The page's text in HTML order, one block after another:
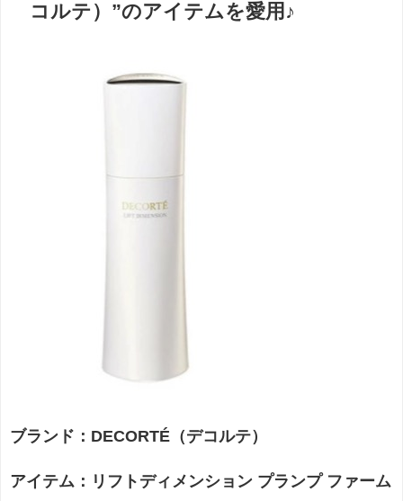
コルテ）”のアイテムを愛用♪
ブランド：DECORTÉ（デコルテ）
アイテム：リフトディメンション プランプ ファーム